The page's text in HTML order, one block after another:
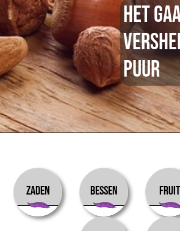
Het
PUUR
ZADEN BESSEN FRUIT